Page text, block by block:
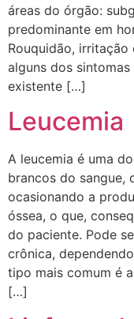
áreas do órgão:
predominante em
Rouquidão,
alguns dos
existente […]
Leucemia
A leucemia é uma
brancos do sangue,
ocasionando a
óssea, o que,
do paciente. Pode
crônica,
tipo mais comum é
[…]